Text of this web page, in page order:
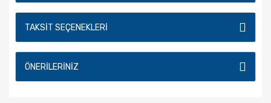
TAKSIT SEÇENEKLERI
ÖNERILERINIZ